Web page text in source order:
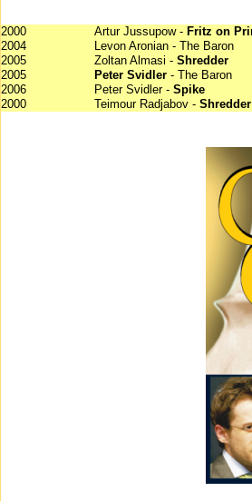
2000 Artur Jussupow - Fritz on
2004
Levon Aronian - The Baron
2005
Zoltan Almasi - Shredder
2005
Peter Svidler - The Baron
2006
Peter Svidler - Spike
2000
Teimour Radjabov - Shredder